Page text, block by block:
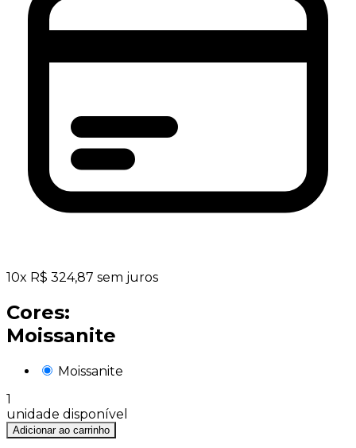
10x R$ 324,87 sem juros
Cores:
Moissanite
Moissanite
1
unidade disponível
Adicionar ao carrinho